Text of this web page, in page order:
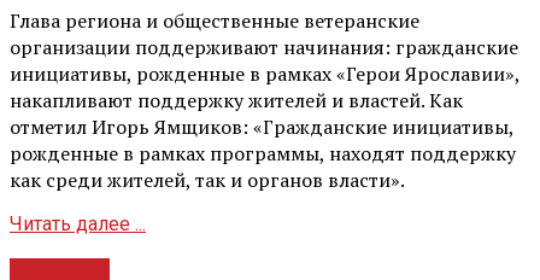
Глава региона и общественные ветеранские
организации поддерживают начинания: гражданские
инициативы, рожденные в рамках «Герои Ярославии»,
накапливают поддержку жителей и властей. Как
отметил Игорь Ямщиков: «Гражданские инициативы,
рожденные в рамках программы, находят поддержку
как среди жителей, так и органов власти».
Читать далее ...